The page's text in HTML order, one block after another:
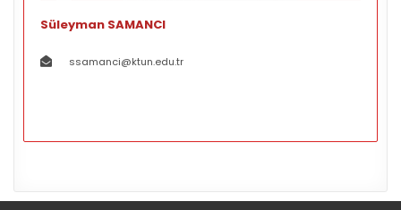
Süleyman SAMANCI
ssamanci@ktun.edu.tr